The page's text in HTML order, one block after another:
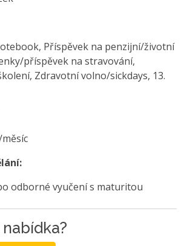
Příspěvek na penzijní/životní
příspěvek na stravování,
Zdravotní volno/sickdays, 13.
odborné vyučení s maturitou